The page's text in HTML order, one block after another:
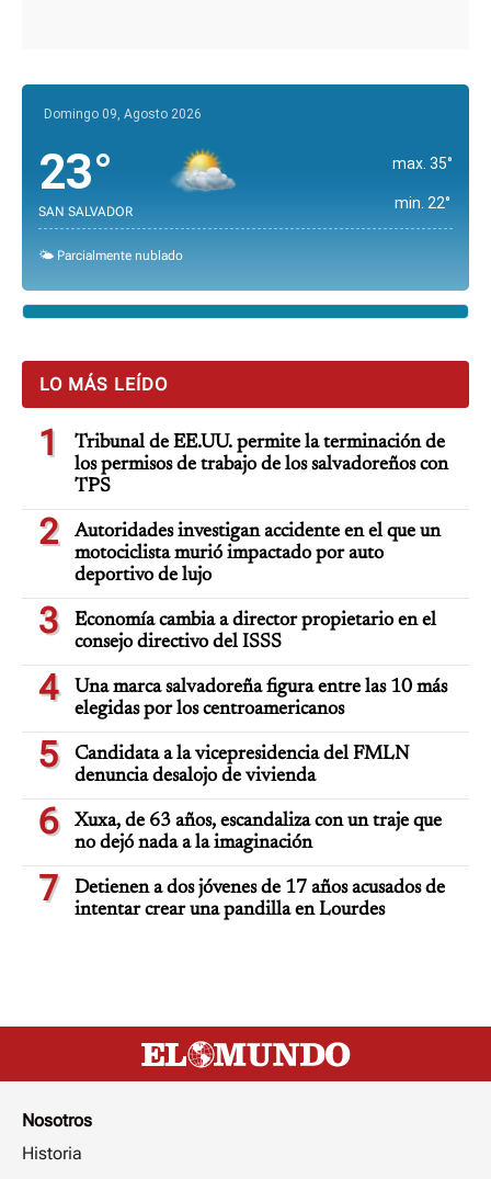
Domingo 09, Agosto 2026
23°
SAN SALVADOR
max. 35°
min. 22°
🌤️ Parcialmente nublado
LO MÁS LEÍDO
1
Tribunal de EE.UU. permite la terminación de
los permisos de trabajo de los salvadoreños con
TPS
2
Autoridades investigan accidente en el que un
motociclista murió impactado por auto
deportivo de lujo
3
Economía cambia a director propietario en el
consejo directivo del ISSS
4
Una marca salvadoreña figura entre las 10 más
elegidas por los centroamericanos
5
Candidata a la vicepresidencia del FMLN
denuncia desalojo de vivienda
6
Xuxa, de 63 años, escandaliza con un traje que
no dejó nada a la imaginación
7
Detienen a dos jóvenes de 17 años acusados de
intentar crear una pandilla en Lourdes
Nosotros
Historia